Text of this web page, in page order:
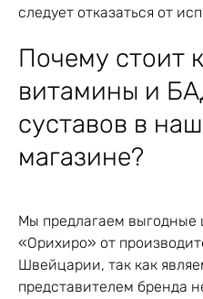
следует отказаться от
Почему стоит
витамины и
суставов в
магазине?
Мы предлагаем выгодные
«Орихиро» от
Швейцарии, так как
представителем бренда